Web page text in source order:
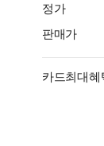
정가
판매가
카드최대